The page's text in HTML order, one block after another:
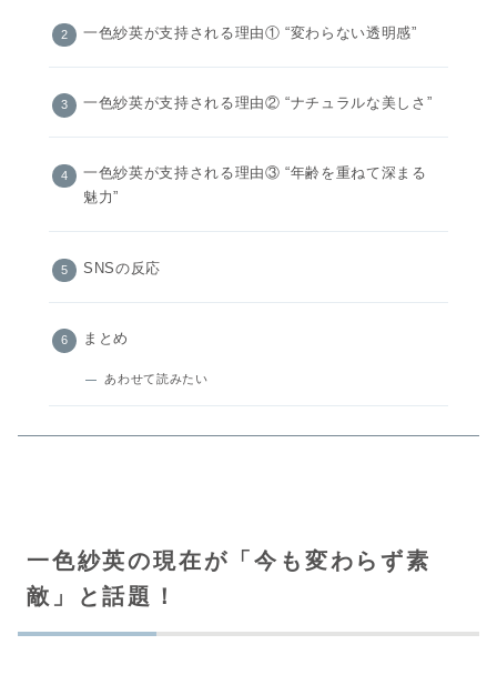
一色紗英が支持される理由① “変わらない透明感”
一色紗英が支持される理由② “ナチュラルな美しさ”
一色紗英が支持される理由③ “年齢を重ねて深まる
魅力”
SNSの反応
まとめ
あわせて読みたい
一色紗英の現在が「今も変わらず素
敵」と話題！